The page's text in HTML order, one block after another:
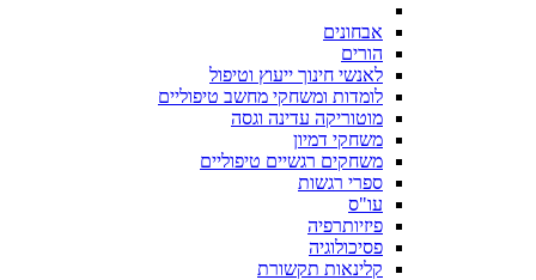
אבחונים
הורים
לאנשי חינוך ייעוץ וטיפול
לומדות ומשחקי מחשב טיפוליים
מוטוריקה עדינה וגסה
משחקי דמיון
משחקים רגשיים טיפוליים
ספרי רגשות
עו"ס
פיזיותרפיה
פסיכולוגיה
קלינאות תקשורת